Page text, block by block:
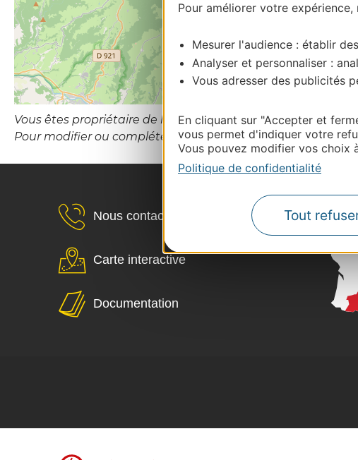
Pour améliorer votre
Mesurer l'audience : établir
Analyser et personnaliser :
Vous adresser des publicités
En cliquant sur "Accepter et
vous permet d'indiquer votre
Vous pouvez modifier vos choix
Politique de confidentialité
Tout
Vous êtes propriétaire de l’établissement ou le
Pour modifier ou compléter cette fiche, merci de contacter
Nous contacter
Carte interactive
Documentation